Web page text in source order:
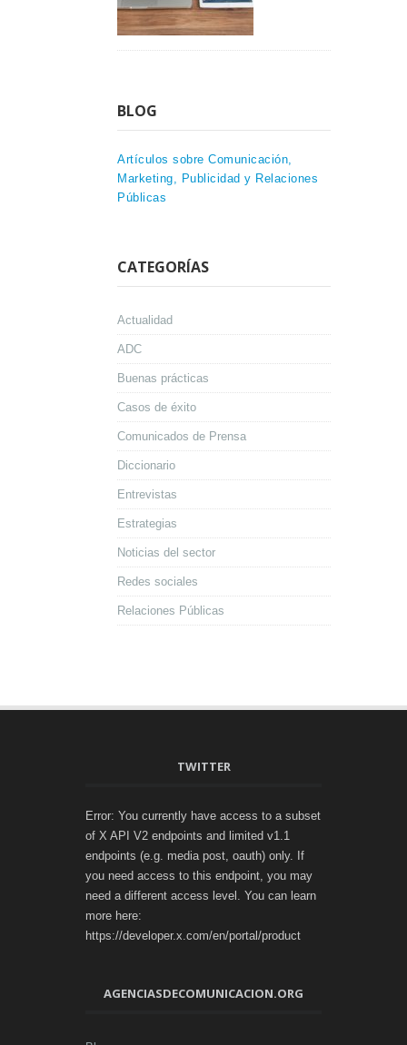
BLOG
Artículos sobre Comunicación,
Marketing, Publicidad y Relaciones
Públicas
CATEGORÍAS
Actualidad
ADC
Buenas prácticas
Casos de éxito
Comunicados de Prensa
Diccionario
Entrevistas
Estrategias
Noticias del sector
Redes sociales
Relaciones Públicas
TWITTER
Error: You currently have access to a subset
of X API V2 endpoints and limited v1.1
endpoints (e.g. media post, oauth) only. If
you need access to this endpoint, you may
need a different access level. You can learn
more here:
https://developer.x.com/en/portal/product
AGENCIASDECOMUNICACION.ORG